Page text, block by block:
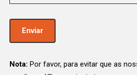
Nota: Por favor, para evitar que as